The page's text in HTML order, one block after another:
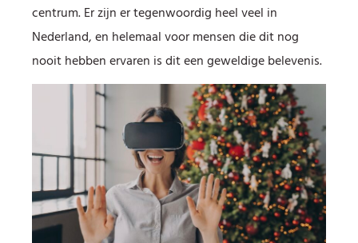
centrum. Er zijn er tegenwoordig heel veel in
Nederland, en helemaal voor mensen die dit nog
nooit hebben ervaren is dit een geweldige belevenis.